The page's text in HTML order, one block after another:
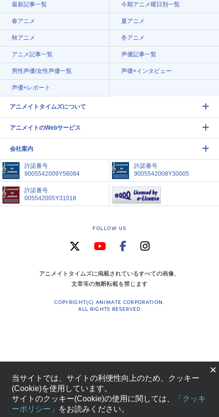
最新記事一覧 今期アニメ曜日別一覧
春アニメ 夏アニメ
秋アニメ 冬アニメ
アニメ記事一覧 声優記事一覧
男性声優/女性声優一覧 声優×インタビュー
声優×レポート
アニメイトタイムズについて
アニメイトのWebサービス
会社案内
許諾番号
9005542009Y56084
許諾番号
9005542008Y30005
許諾番号
005542005Y31018
FOLLOW US
アニメイトタイムズに掲載されているすべての画像、
文章等の無断転載を禁じます
COPYRIGHT(C) ANIMATE CORPORATION.
ALL RIGHTS RESERVED
×
当サイトでは、サイトの利便性向上のため、クッキー
(Cookie)を使用しています。
サイトのクッキー(Cookie)の使用に関しては、
「クッキ
ーポリシー」
をお読みください。